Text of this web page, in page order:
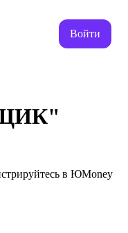
Войти
в ЮMoney